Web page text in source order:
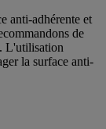
anti-adhérente et
de
L'utilisation
la surface anti-